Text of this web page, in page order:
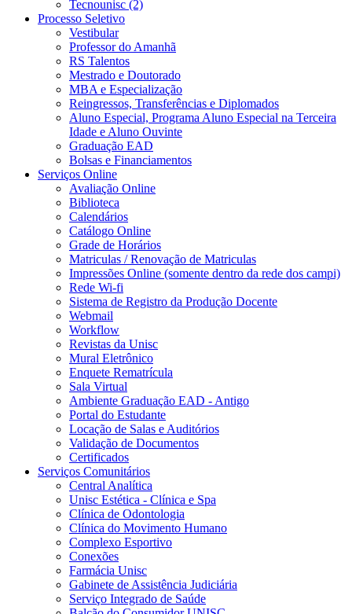
Tecnounisc (2)
Processo Seletivo
Vestibular
Professor do Amanhã
RS Talentos
Mestrado e Doutorado
MBA e Especialização
Reingressos, Transferências e Diplomados
Aluno Especial, Programa Aluno Especial na Terceira
Idade e Aluno Ouvinte
Graduação EAD
Bolsas e Financiamentos
Serviços Online
Avaliação Online
Biblioteca
Calendários
Catálogo Online
Grade de Horários
Matriculas / Renovação de Matriculas
Impressões Online (somente dentro da rede dos campi)
Rede Wi-fi
Sistema de Registro da Produção Docente
Webmail
Workflow
Revistas da Unisc
Mural Eletrônico
Enquete Rematrícula
Sala Virtual
Ambiente Graduação EAD - Antigo
Portal do Estudante
Locação de Salas e Auditórios
Validação de Documentos
Certificados
Serviços Comunitários
Central Analítica
Unisc Estética - Clínica e Spa
Clínica de Odontologia
Clínica do Movimento Humano
Complexo Esportivo
Conexões
Farmácia Unisc
Gabinete de Assistência Judiciária
Serviço Integrado de Saúde